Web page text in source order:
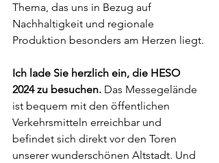
Thema, das uns in Bezug auf
Nachhaltigkeit und regionale
Produktion besonders am Herzen liegt.
Ich lade Sie herzlich ein, die HESO
2024 zu besuchen. Das Messegelände
ist bequem mit den öffentlichen
Verkehrsmitteln erreichbar und
befindet sich direkt vor den Toren
unserer wunderschönen Altstadt. Und